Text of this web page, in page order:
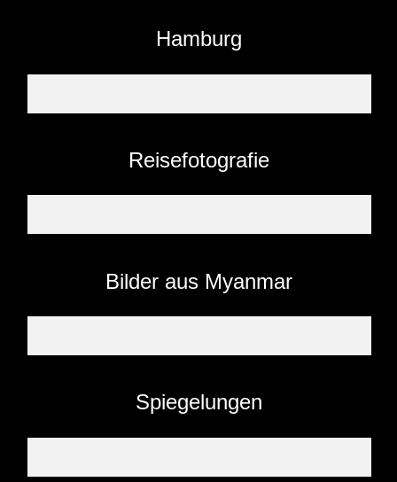
Hamburg
Reisefotografie
Bilder aus Myanmar
Spiegelungen